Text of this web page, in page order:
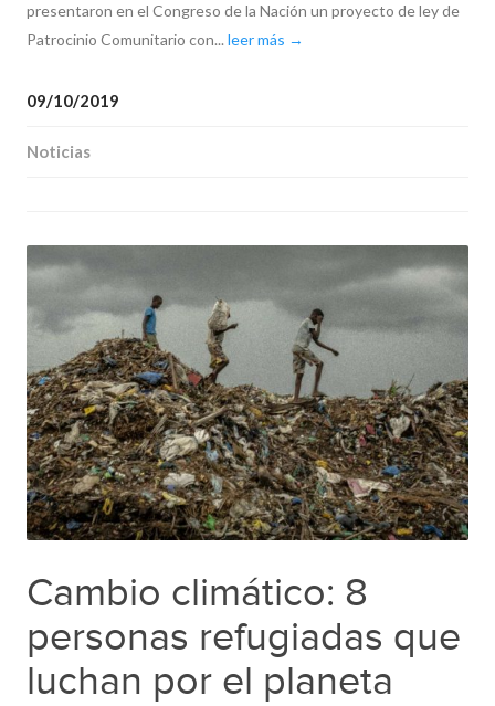
presentaron en el Congreso de la Nación un proyecto de ley de
Patrocinio Comunitario con... leer más →
09/10/2019
Noticias
Cambio climático: 8
personas refugiadas que
luchan por el planeta